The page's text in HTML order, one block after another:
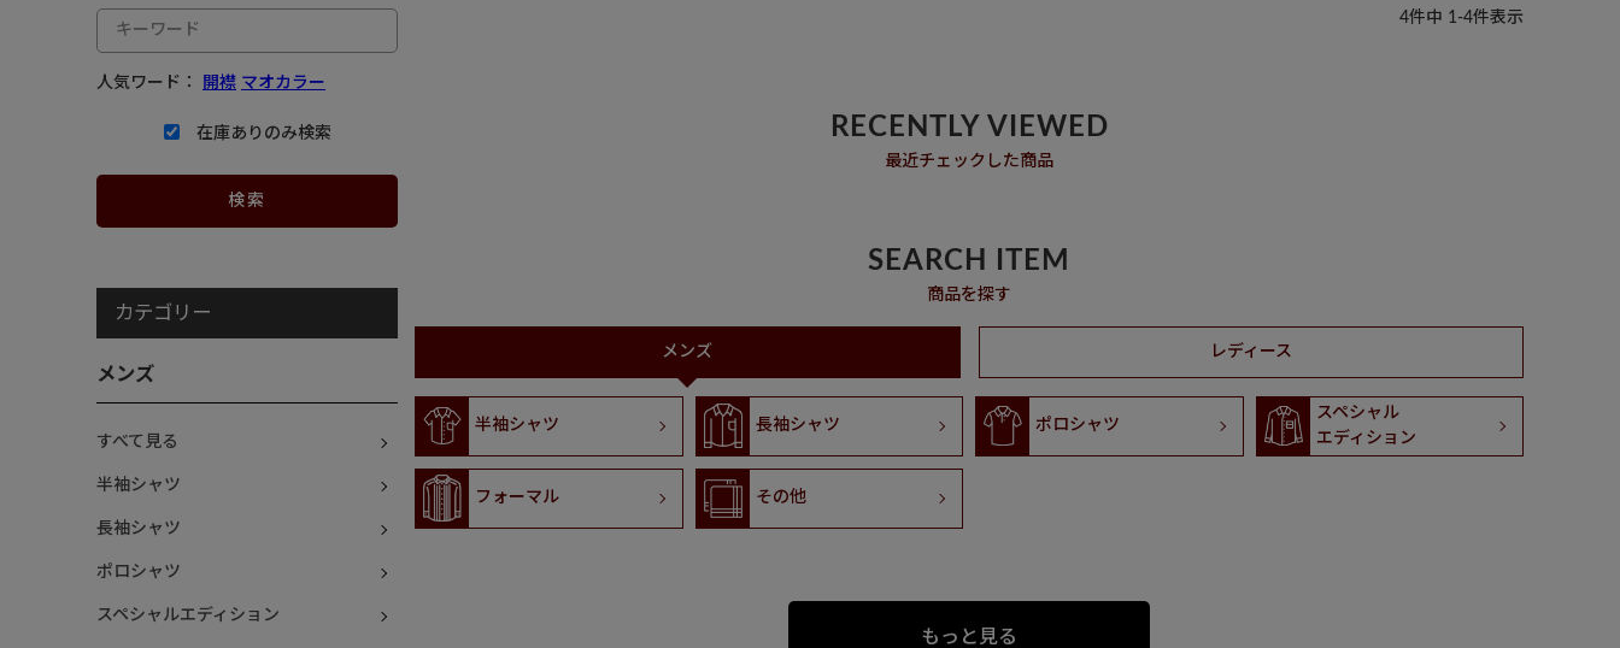
人気ワード： 開襟 マオカラー
在庫ありのみ検索
カテゴリー
メンズ
すべて見る
半袖シャツ
長袖シャツ
ポロシャツ
スペシャルエディション
4件中 1 -4件表示
RECENTLY VIEWED
最近チェックした商品
SEARCH ITEM
商品を探す
メンズ レディース
半袖シャツ 長袖シャツ ポロシャツ
スペシャル
エディション
フォーマル その他
もっと見る